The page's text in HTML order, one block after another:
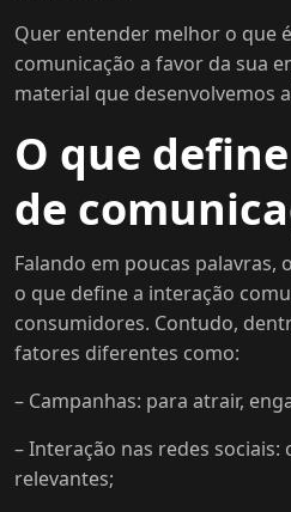
Quer entender melhor o que
comunicação a favor da sua
material que desenvolvemos
O que
de
Falando em poucas palavras,
o que define a interação
consumidores. Contudo,
fatores diferentes como:
– Campanhas: para atrair,
– Interação nas redes
relevantes;